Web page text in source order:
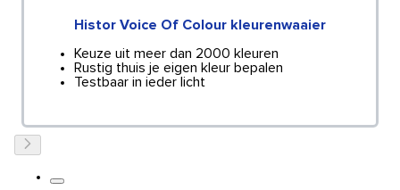
Histor Voice Of Colour kleurenwaaier
Keuze uit meer dan 2000 kleuren
Rustig thuis je eigen kleur bepalen
Testbaar in ieder licht